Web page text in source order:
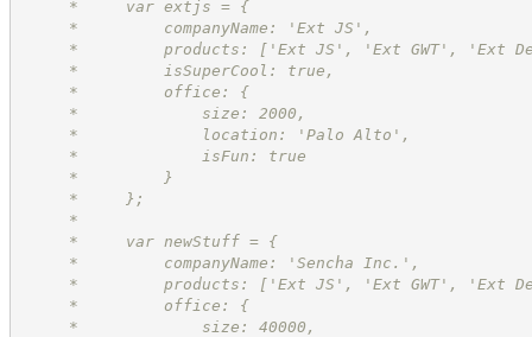
*     var extjs = {
*         companyName: 'Ext JS',
*         products: ['Ext JS', 'Ext GWT', 'Ext
*         isSuperCool: true,
*         office: {
*             size: 2000,
*             location: 'Palo Alto',
*             isFun: true
*         }
*     };
*
*     var newStuff = {
*         companyName: 'Sencha Inc.',
*         products: ['Ext JS', 'Ext GWT', 'Ext
*         office: {
*             size: 40000,